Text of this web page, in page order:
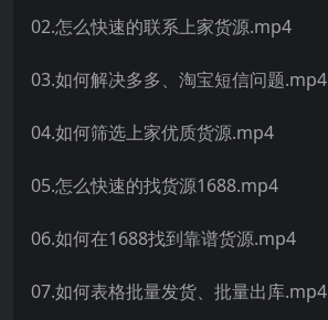
02.怎么快速的联系上家货源.mp4
03.如何解决多多、淘宝短信问题.mp4
04.如何筛选上家优质货源.mp4
05.怎么快速的找货源1688.mp4
06.如何在1688找到靠谱货源.mp4
07.如何表格批量发货、批量出库.mp4